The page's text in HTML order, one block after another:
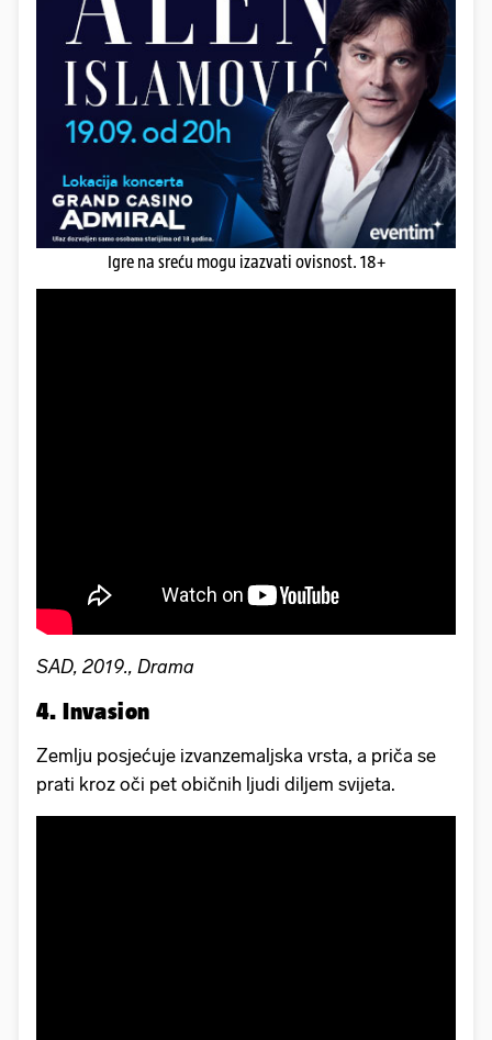
Igre na sreću mogu izazvati ovisnost. 18+
SAD, 2019., Drama
4. Invasion
Zemlju posjećuje izvanzemaljska vrsta, a priča se
prati kroz oči pet običnih ljudi diljem svijeta.